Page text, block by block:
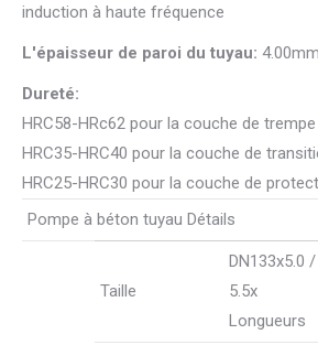
induction à haute fréquence
L'épaisseur de paroi du tuyau:
Dureté:
HRC58-HRc62 pour la couche de
HRC35-HRC40 pour la couche de
HRC25-HRC30 pour la couche de
Pompe à béton tuyau Détails
Taille
DN133x5.0 /
5.5x
Longueurs